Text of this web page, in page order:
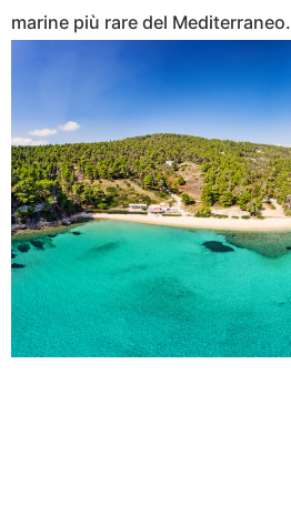
marine più rare del Mediterraneo.